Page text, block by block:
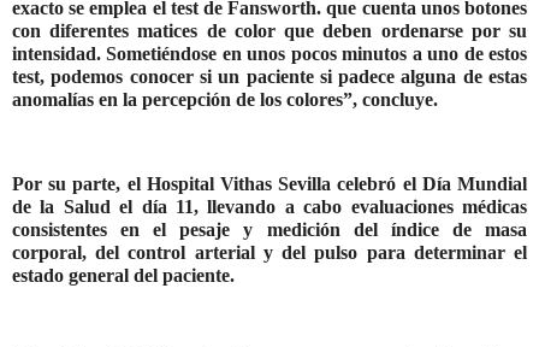
exacto se emplea el test de Fansworth. que cuenta unos botones
con diferentes matices de color que deben ordenarse por su
intensidad. Sometiéndose en unos pocos minutos a uno de estos
test, podemos conocer si un paciente si padece alguna de estas
anomalías en la percepción de los colores”, concluye.
Por su parte, el Hospital Vithas Sevilla celebró el Día Mundial
de la Salud el día 11, llevando a cabo evaluaciones médicas
consistentes en el pesaje y medición del índice de masa
corporal, del control arterial y del pulso para determinar el
estado general del paciente.